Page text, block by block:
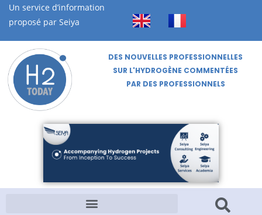
Un service d’information
proposé par Seiya
DES NOUVELLES PROFESSIONNELLES
SUR L'HYDROGÈNE COMMENTÉES
PAR DES PROFESSIONNELS